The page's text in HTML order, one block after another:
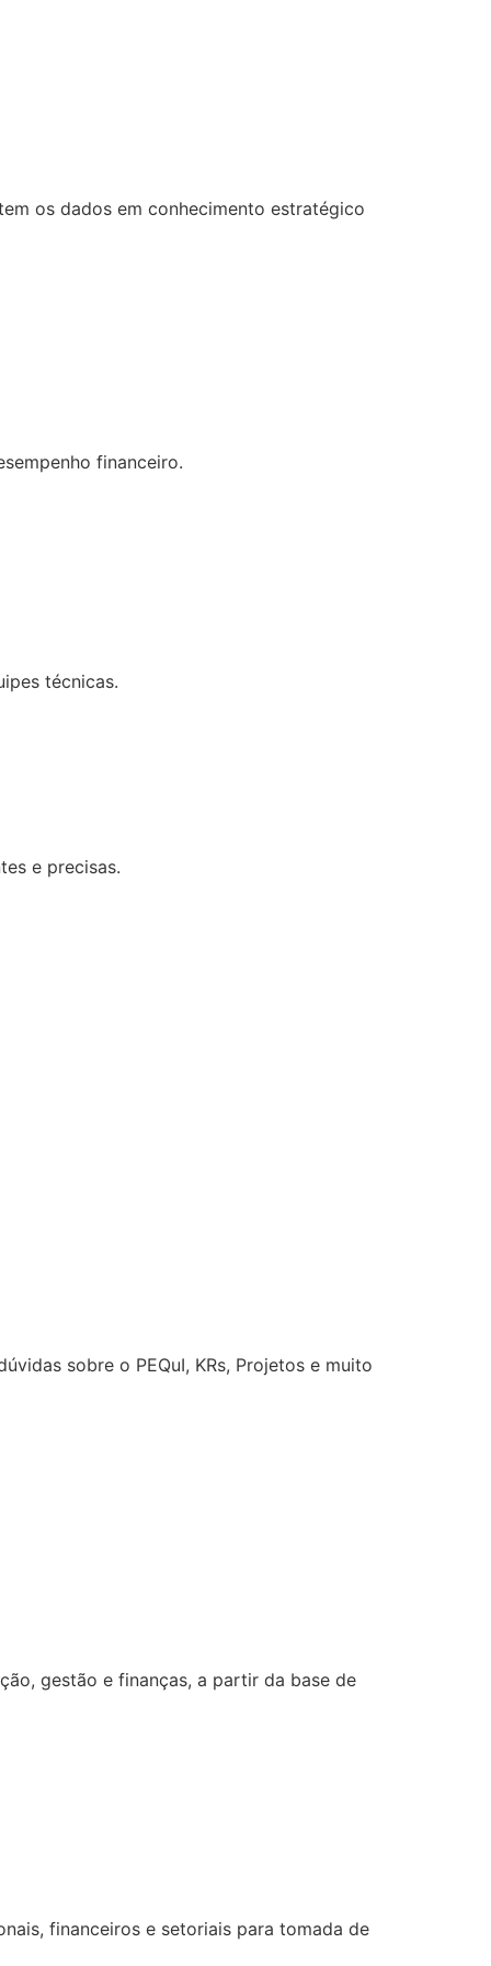
os dados em conhecimento estratégico
financeiro.
técnicas.
e precisas.
sobre o PEQuI, KRs, Projetos e muito
gestão e finanças, a partir da base de
financeiros e setoriais para tomada de